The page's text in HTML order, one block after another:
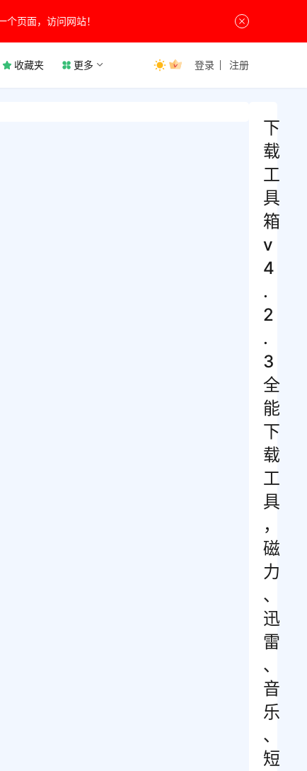
页面，访问网站！
收藏夹 更多 登录 注册
下
载
工
具
箱
v
4
.
2
.
3
全
能
下
载
工
具
，
磁
力
、
迅
雷
、
音
乐
、
短